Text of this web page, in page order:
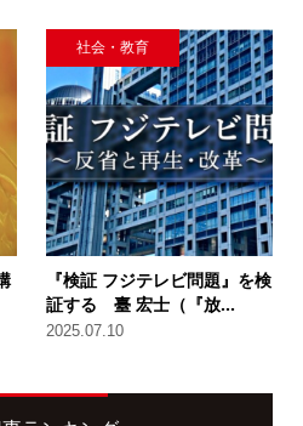
社会・教育
『検証 フジテレビ問題』を検
証する 臺 宏士（『放...
2025.07.10